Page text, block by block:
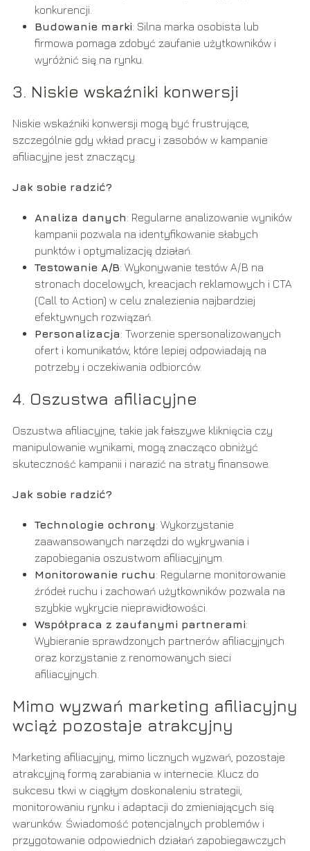
konkurencji.
Budowanie marki: Silna marka osobista lub
firmowa pomaga zdobyć zaufanie użytkowników i
wyróżnić się na rynku.
3. Niskie wskaźniki konwersji
Niskie wskaźniki konwersji mogą być frustrujące,
szczególnie gdy wkład pracy i zasobów w kampanie
afiliacyjne jest znaczący.
Jak sobie radzić?
Analiza danych: Regularne analizowanie wyników
kampanii pozwala na identyfikowanie słabych
punktów i optymalizację działań.
Testowanie A/B: Wykonywanie testów A/B na
stronach docelowych, kreacjach reklamowych i CTA
(Call to Action) w celu znalezienia najbardziej
efektywnych rozwiązań.
Personalizacja: Tworzenie spersonalizowanych
ofert i komunikatów, które lepiej odpowiadają na
potrzeby i oczekiwania odbiorców.
4. Oszustwa afiliacyjne
Oszustwa afiliacyjne, takie jak fałszywe kliknięcia czy
manipulowanie wynikami, mogą znacząco obniżyć
skuteczność kampanii i narazić na straty finansowe.
Jak sobie radzić?
Technologie ochrony: Wykorzystanie
zaawansowanych narzędzi do wykrywania i
zapobiegania oszustwom afiliacyjnym.
Monitorowanie ruchu: Regularne monitorowanie
źródeł ruchu i zachowań użytkowników pozwala na
szybkie wykrycie nieprawidłowości.
Współpraca z zaufanymi partnerami:
Wybieranie sprawdzonych partnerów afiliacyjnych
oraz korzystanie z renomowanych sieci
afiliacyjnych.
Mimo wyzwań marketing afiliacyjny
wciąż pozostaje atrakcyjny
Marketing afiliacyjny, mimo licznych wyzwań, pozostaje
atrakcyjną formą zarabiania w internecie. Klucz do
sukcesu tkwi w ciągłym doskonaleniu strategii,
monitorowaniu rynku i adaptacji do zmieniających się
warunków. Świadomość potencjalnych problemów i
przygotowanie odpowiednich działań zapobiegawczych